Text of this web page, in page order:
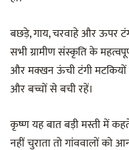
बछड़े, गाय, चरवाहे और ऊपर
सभी ग्रामीण संस्कृति के
और मक्खन ऊंची टंगी मटकियों
और बच्चों से बची रहें।
कृष्ण यह बात बड़ी मस्ती में
नहीं चुराता तो गांववालों को